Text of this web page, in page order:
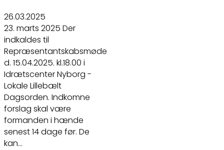
26.03.2025
23. marts 2025 Der
indkaldes til
Repræsentantskabsmøde
d. 15.04.2025. kl.18.00 i
Idrætscenter Nyborg -
Lokale Lillebælt
Dagsorden. Indkomne
forslag skal være
formanden i hænde
senest 14 dage før. De
kan…